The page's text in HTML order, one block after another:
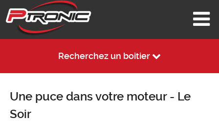
Recherchez un boitier
Une puce dans votre moteur - Le
Soir